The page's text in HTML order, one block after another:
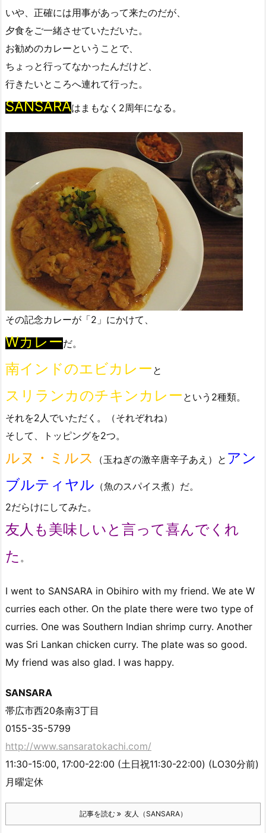
いや、正確には用事があって来たのだが、
夕食をご一緒させていただいた。
お勧めのカレーということで、
ちょっと行ってなかったんだけど、
行きたいところへ連れて行った。
SANSARAはまもなく2周年になる。
その記念カレーが「2」にかけて、
Wカレーだ。
南インドのエビカレー と
スリランカのチキンカレー という2種類。
それを2人でいただく。（それぞれね）
そして、トッピングを2つ。
ルヌ・ミルス （玉ねぎの激辛唐辛子あえ）と アン
ブルティヤル （魚のスパイス煮）だ。
2だらけにしてみた。
友人も美味しいと言って喜んでくれ
た 。
I went to SANSARA in Obihiro with my friend. We ate W
curries each other. On the plate there were two type of
curries. One was Southern Indian shrimp curry. Another
was Sri Lankan chicken curry. The plate was so good.
My friend was also glad. I was happy.
SANSARA
帯広市西20条南3丁目
0155-35-5799
http://www.sansaratokachi.com/
11:30-15:00, 17:00-22:00 (土日祝11:30-22:00) (LO30分前)
月曜定休
記事を読む 友人（SANSARA）